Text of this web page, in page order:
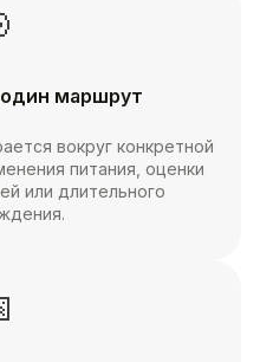
маршрут
вокруг конкретной
питания, оценки
или длительного